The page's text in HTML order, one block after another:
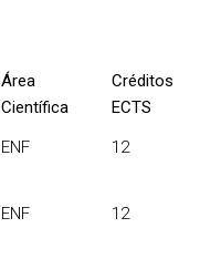
Área
Científica
Créditos
ECTS
ENF 12
ENF 12